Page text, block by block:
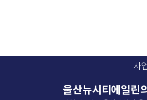
사
울산뉴시티에일린